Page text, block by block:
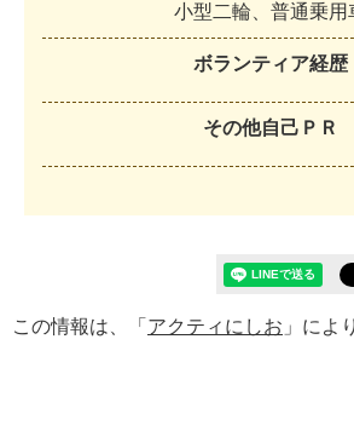
小型二輪 普通乗用
ボランティア経歴
その他自己ＰＲ
この情報は、「 アクティにしお 」によ